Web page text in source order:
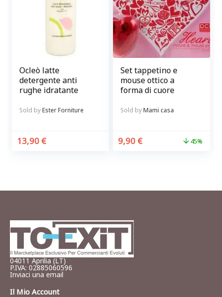
Ocleò latte
detergente anti
rughe idratante
Sold byEster Forniture
13,90 €
Set tappetino e
mouse ottico a
forma di cuore
Sold byMami casa
9,90 € 45%
04011 Aprilia (LT)
P.IVA: 02885060596
Inviaci una email
Il Mio Account